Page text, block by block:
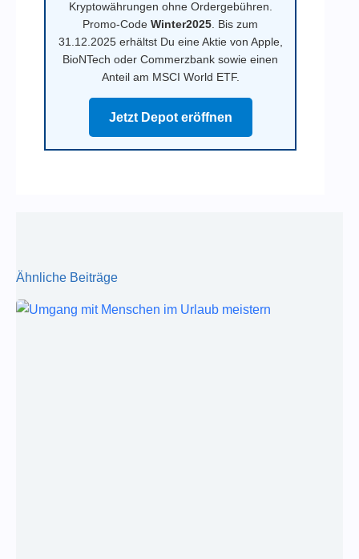
Kryptowährungen ohne Ordergebühren.
Promo-CodeWinter2025 . Bis zum
31.12.2025 erhältst Du eine Aktie von Apple,
BioNTech oder Commerzbank sowie einen
Anteil am MSCI World ETF.
Jetzt Depot eröffnen
Ähnliche Beiträge